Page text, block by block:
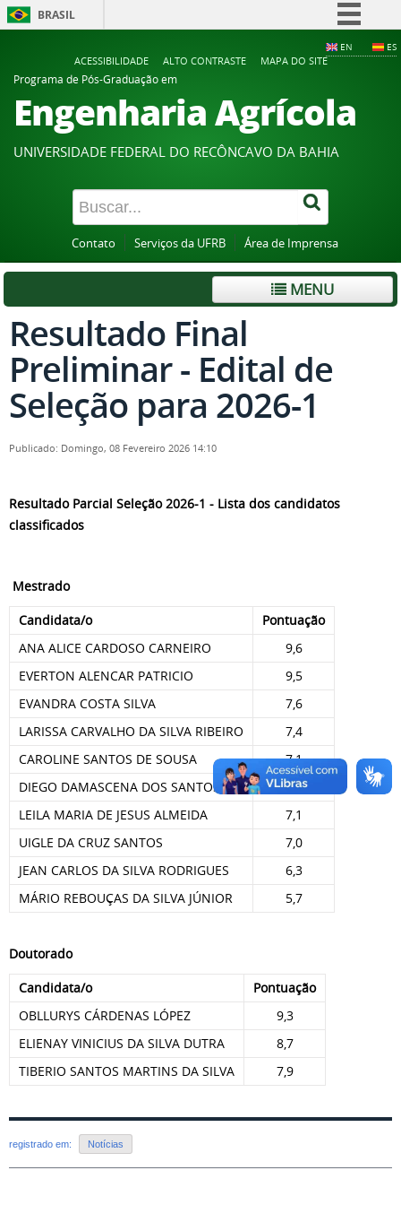
BRASIL
Participe
Acesso à informação
Legislação
Canais
EN ES
ACESSIBILIDADE ALTO CONTRASTE
MAPA DO SITE
Programa de Pós-Graduação em
Engenharia Agrícola
UNIVERSIDADE FEDERAL DO RECÔNCAVO DA BAHIA
Contato Serviços da UFRB Área de Imprensa
MENU
Resultado Final
Preliminar - Edital de
Seleção para 2026-1
Publicado: Domingo, 08 Fevereiro 2026 14:10
Resultado Parcial Seleção 2026-1 - Lista dos candidatos
classificados
Mestrado
Candidata/o
Pontuação
ANA ALICE CARDOSO CARNEIRO
9,6
EVERTON ALENCAR PATRICIO
9,5
EVANDRA COSTA SILVA
7,6
LARISSA CARVALHO DA SILVA RIBEIRO
7,4
CAROLINE SANTOS DE SOUSA
7,1
DIEGO DAMASCENA DOS SANTOS
7,1
LEILA MARIA DE JESUS ALMEIDA
7,1
UIGLE DA CRUZ SANTOS
7,0
JEAN CARLOS DA SILVA RODRIGUES
6,3
MÁRIO REBOUÇAS DA SILVA JÚNIOR
5,7
Doutorado
Candidata/o
Pontuação
OBLLURYS CÁRDENAS LÓPEZ
9,3
ELIENAY VINICIUS DA SILVA DUTRA
8,7
TIBERIO SANTOS MARTINS DA SILVA
7,9
registrado em: Notícias